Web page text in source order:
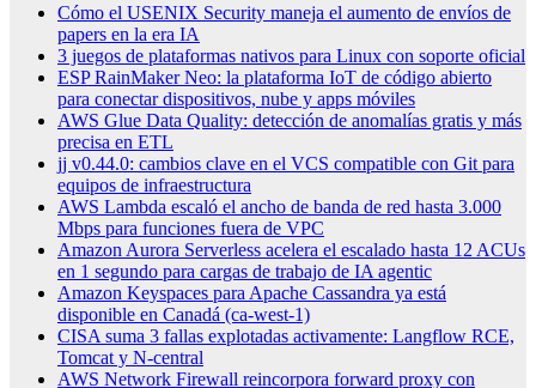
Cómo el USENIX Security maneja el aumento de envíos de
papers en la era IA
3 juegos de plataformas nativos para Linux con soporte oficial
ESP RainMaker Neo: la plataforma IoT de código abierto
para conectar dispositivos, nube y apps móviles
AWS Glue Data Quality: detección de anomalías gratis y más
precisa en ETL
jj v0.44.0: cambios clave en el VCS compatible con Git para
equipos de infraestructura
AWS Lambda escaló el ancho de banda de red hasta 3.000
Mbps para funciones fuera de VPC
Amazon Aurora Serverless acelera el escalado hasta 12 ACUs
en 1 segundo para cargas de trabajo de IA agentic
Amazon Keyspaces para Apache Cassandra ya está
disponible en Canadá (ca-west-1)
CISA suma 3 fallas explotadas activamente: Langflow RCE,
Tomcat y N-central
AWS Network Firewall reincorpora forward proxy con